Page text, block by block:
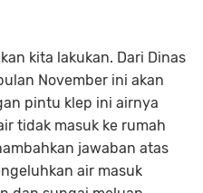
kita lakukan. Dari Dinas
November ini akan
pintu klep ini airnya
tidak masuk ke rumah
jawaban atas
air masuk